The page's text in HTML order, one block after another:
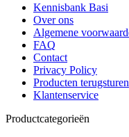
Kennisbank Basi
Over ons
Algemene
FAQ
Contact
Privacy Policy
Producten terugsturen
Klantenservice
Productcategorieën